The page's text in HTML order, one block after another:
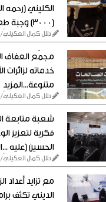
الكليني (رحمه
(3000) وجبة طعام يومي...المزيد
دلال كمال
مجمّع العفاف
خدماته لزائرات
متنوعة...المزيد
دلال كمال
شعبة متابعة
فكرية لتعزيز
الحسين (عليه
دلال كمال
مع تزايد أعداد
الديني تكثف